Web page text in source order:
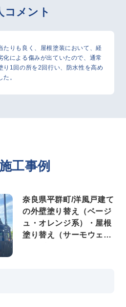
コメント
たりも良く、屋根塗装において、経
化による傷みが出ていたので、通常
り1回の所を2回行い、防水性を高め
た。
工事例
奈良県平群町/洋風戸建て
の外壁塗り替え（ベージ
ュ・オレンジ系）・屋根
塗り替え（サーモウェザ